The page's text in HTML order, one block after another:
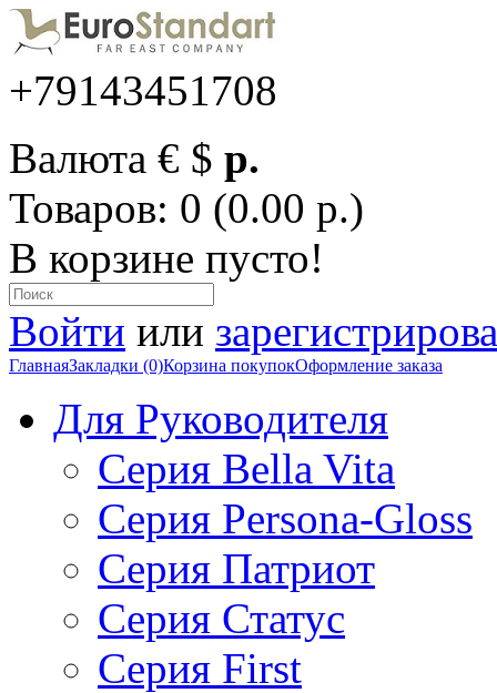
+79143451708
Валюта € $ р.
Товаров: 0 (0.00 р.)
В корзине пусто!
Войти или
ГлавнаяЗакладки (0)Корзина покупокОформление заказа
Для Руководителя
Серия Bella Vita
Серия Persona-Gloss
Серия Патриот
Серия Статус
Серия First